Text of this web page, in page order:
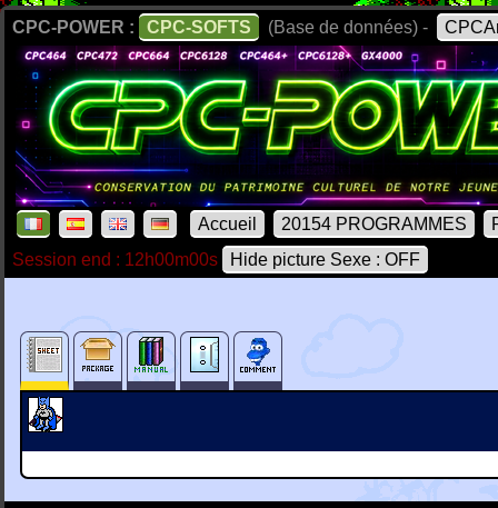
CPC-POWER : CPC-SOFTS (Base de données) -
Accueil 20154 PROGRAMMES
Session end : 12h00m00s
Hide picture Sexe : OFF